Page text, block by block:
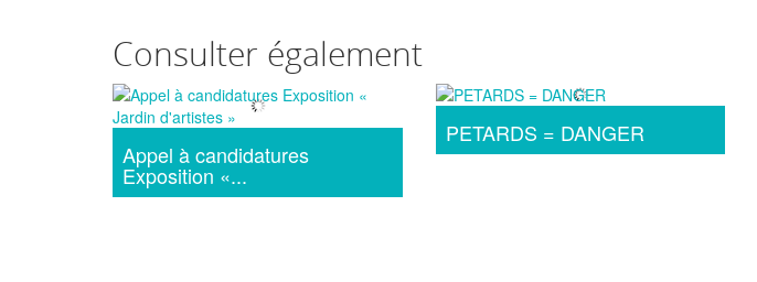
Consulter également
Appel à candidatures
Exposition «...
PETARDS = DANGER